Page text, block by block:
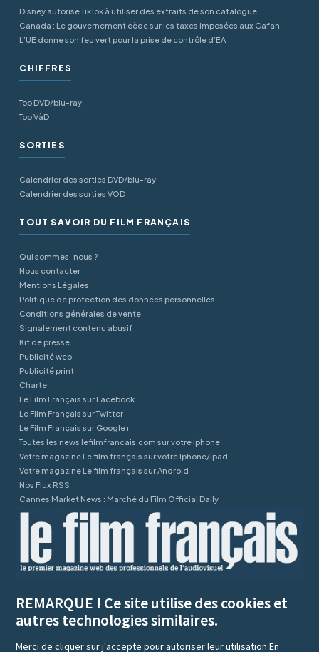
Disney autorise TikTok à utiliser des extraits de son catalogue
Canada : Le gouvernement cède sur les taxes imposées aux Gafan
L’UE donne son feu vert pour la prise de contrôle d’EA
CHIFFRES
Top DVD/blu-ray
Top VàD
SORTIES
Calendrier des sorties DVD/blu-ray
Calendrier des sorties VOD
TOUT SAVOIR DU FILM FRANÇAIS
Qui sommes-nous ?
Nous contacter
Mentions Légales
Politique de protection des données personnelles
Conditions générales de vente
Signalement contenu abusif
Kit de presse
Publicité web
Publicité print
Charte
Le Film Français sur Facebook
Le Film Français sur Twitter
Le Film Français sur Google+
Toutes les news lefilmfrancais.com sur votre Iphone
Votre magazine Le film français sur votre Iphone/Ipad
Votre magazine Le film français sur Android
Nos Flux RSS
Cannes Market News : Marché du Film Official Daily
REMARQUE ! Ce site utilise des cookies et
autres technologies similaires.
Merci de cliquer sur j'accepte pour autoriser leur utilisationEn